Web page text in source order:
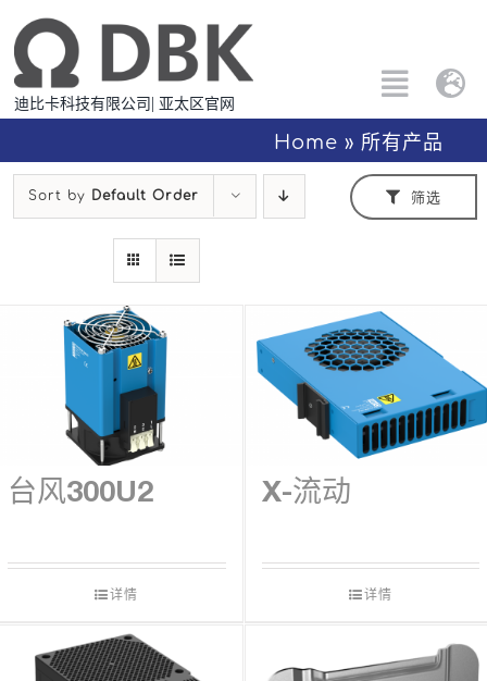
过
内
容
迪比卡科技有限公司| 亚太区官网
Toggle
索：
所有产品
定制解决方案
应用方案
关于PTC
联系我们
Eng
中文
Home » 所有产品
Sort by Default Order 筛选
台风300U2
详情
X-流动
详情